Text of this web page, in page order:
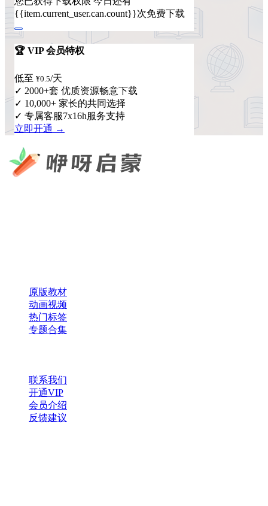
{{item.current_user.can.count}}次免费下载
🏆 VIP 会员特权
低至 ¥0.5/天
✓ 2000+套 优质资源畅意下载
✓ 10,000+ 家长的共同选择
✓ 专属客服7x16h服务支持
立即开通 →
原版教材
动画视频
热门标签
专题合集
联系我们
开通VIP
会员介绍
反馈建议